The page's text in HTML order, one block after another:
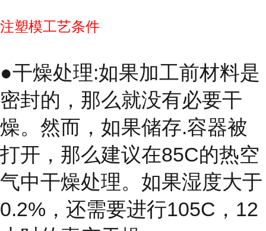
注塑模工艺条件
●干燥处理:如果加工前材料是
密封的，那么就没有必要干
燥。然而，如果储存.容器被
打开，那么建议在85C的热空
气中干燥处理。如果湿度大于
0.2%，还需要进行105C，12